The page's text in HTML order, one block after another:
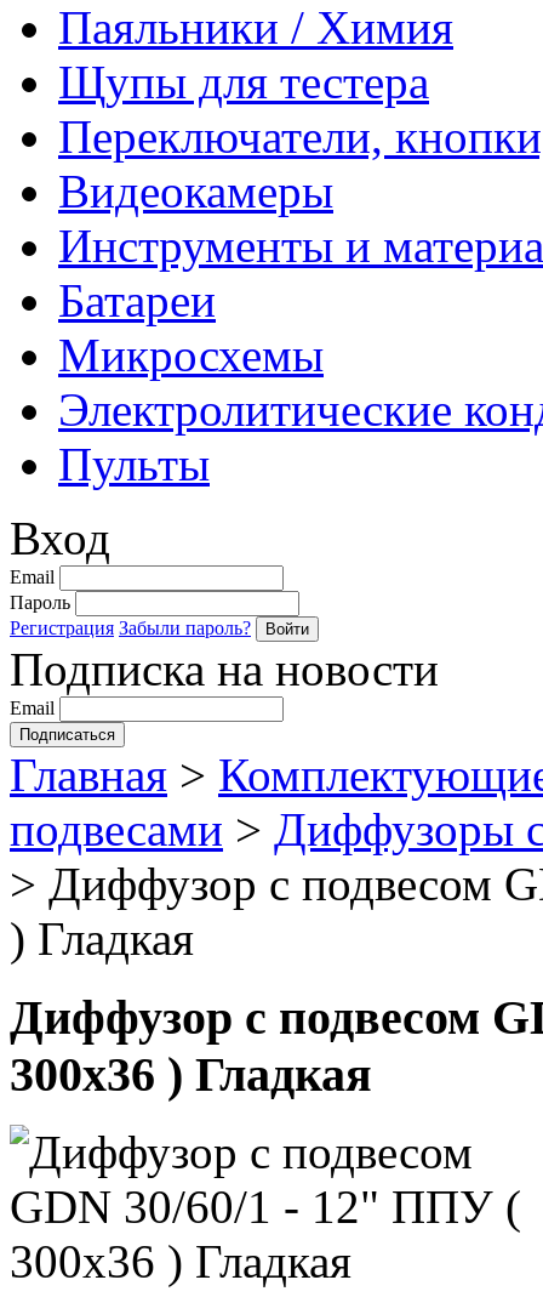
Паяльники / Химия
Щупы для тестера
Переключатели,
Видеокамеры
Инструменты и
Батареи
Микросхемы
Электролитические
Пульты
Вход
Email
Пароль
Регистрация Забыли пароль?
Подписка на новости
Email
Главная >
подвесами > Диффузоры
> Диффузор с подвесом
) Гладкая
Диффузор с подвесом
300х36 ) Гладкая